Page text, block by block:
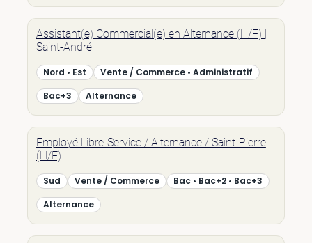
Assistant(e) Commercial(e) en Alternance (H/F) |
Saint-André
Nord • Est
Vente / Commerce • Administratif
Bac+3
Alternance
Employé Libre-Service / Alternance / Saint-Pierre
(H/F)
Sud Vente / Commerce
Bac • Bac+2 • Bac+3
Alternance